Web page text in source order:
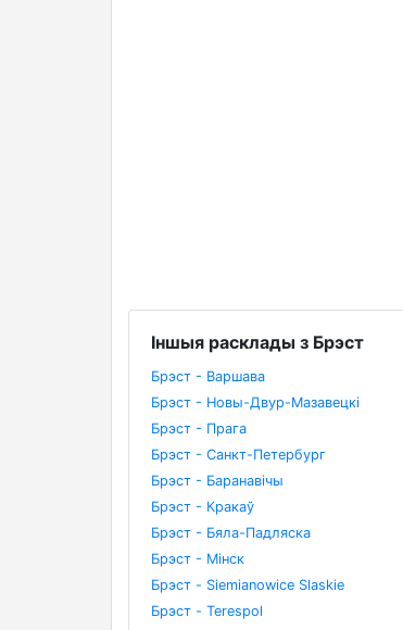
Іншыя расклады з Брэст
Брэст - Варшава
Брэст - Новы-Двур-Мазавецкі
Брэст - Прага
Брэст - Санкт-Петербург
Брэст - Баранавічы
Брэст - Кракаў
Брэст - Бяла-Падляска
Брэст - Мінск
Брэст - Siemianowice Slaskie
Брэст - Terespol